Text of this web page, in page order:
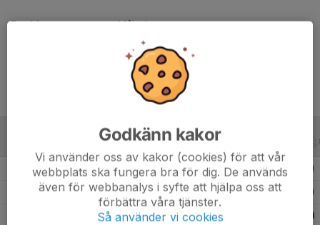
Position
Målvakt
18 år
ALLA ÅR
Säsongen 25/26 Herrar Division 4 Dalarna/Gävleborg (Dalarna) 0
Säsongen 24/25 Herrar Division 5 Gävleborg (Dalarna) 0
0
Godkänn kakor
Vi använder oss av kakor (cookies) för att vår
webbplats ska fungera bra för dig. De används
även för webbanalys i syfte att hjälpa oss att
förbättra våra tjänster.
Så använder vi cookies